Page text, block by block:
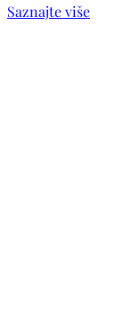
Saznajte više